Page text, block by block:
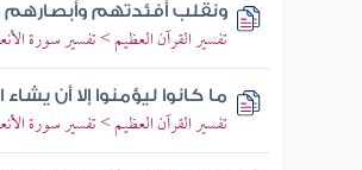
ونقلب أفئدتهم وأبصارهم
تفسير القرآن العظيم > تفسير سورة
ما كانوا ليؤمنوا إلا أن يشاء
تفسير القرآن العظيم > تفسير سورة